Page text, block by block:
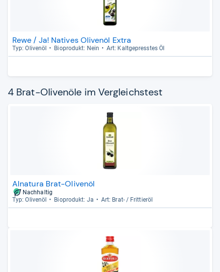
Rewe / Ja! Natives Olivenöl Extra
Typ: Oli­venöl Bio­pro­dukt: Nein Art: Kalt­ge­press­tes Öl
4 Brat-Olivenöle im Vergleichstest
Alnatura Brat-Olivenöl
Nachhaltig
Typ: Oli­venöl
Bio­pro­dukt: Ja Art: Brat-​ / Frit­tieröl